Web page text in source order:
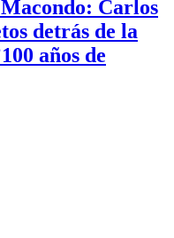
Carlos
detrás de la
años de